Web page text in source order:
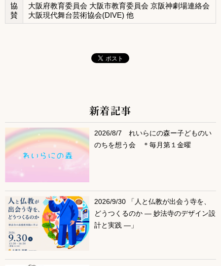
協
賛
大阪府教育委員会 大阪市教育委員会 京阪神劇場連絡会
大阪現代舞台芸術協会(DIVE) 他
サブコンテンツ
新着記事
2026/8/7 れいらにの森ー子どものい
のちを想う会 ＊毎月第１金曜
2026/9/30 「人と仏教が出会う寺を、
どうつくるのか ― 妙法寺のデザイン設
計と実践 ―」